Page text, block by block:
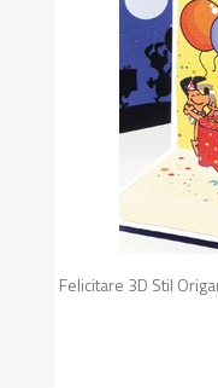
Felicitare 3D Stil